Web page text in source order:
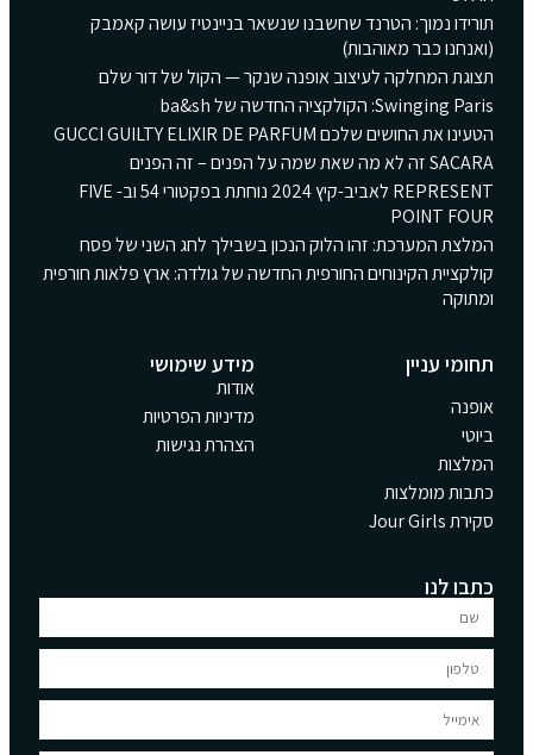
תורידו נמוך: הטרנד שחשבנו שנשאר בניינטיז עושה קאמבק
(ואנחנו כבר מאוהבות)
תצוגת המחלקה לעיצוב אופנה שנקר — הקול של דור שלם
Swinging Paris: הקולקציה החדשה של ba&sh
הטעינו את החושים שלכם GUCCI GUILTY ELIXIR DE PARFUM
SACARA זה לא מה שאת שמה על הפנים – זה הפנים
REPRESENT לאביב-קיץ 2024 נוחתת בפקטורי 54 וב- FIVE
POINT FOUR
המלצת המערכת: זהו הלוק הנכון בשבילך לחג השני של פסח
קולקציית הקינוחים החורפית החדשה של גולדה: ארץ פלאות חורפית
ומתוקה
תחומי עניין
אופנה
ביוטי
המלצות
כתבות מומלצות
סקירת Jour Girls
מידע שימושי
אודות
מדיניות הפרטיות
הצהרת נגישות
כתבו לנו